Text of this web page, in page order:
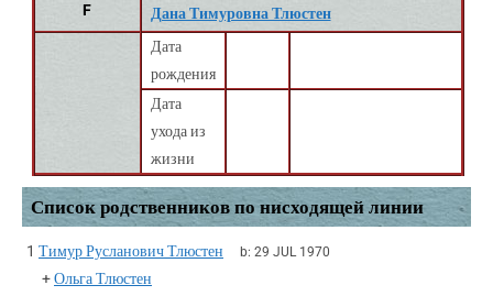
F
Дана Тимуровна Тлюстен
Дата
рождения
Дата
ухода из
жизни
Список родственников по нисходящей линии
1 Тимур Русланович Тлюстен b: 29 JUL 1970
+Ольга Тлюстен